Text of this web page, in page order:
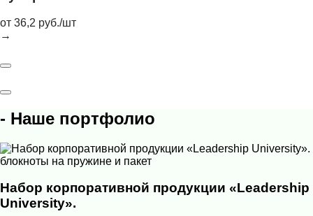
от 36,2 руб./шт
→
- Наше портфолио
блокноты на пружине и пакет
Набор корпоративной продукции «Leadership
University».